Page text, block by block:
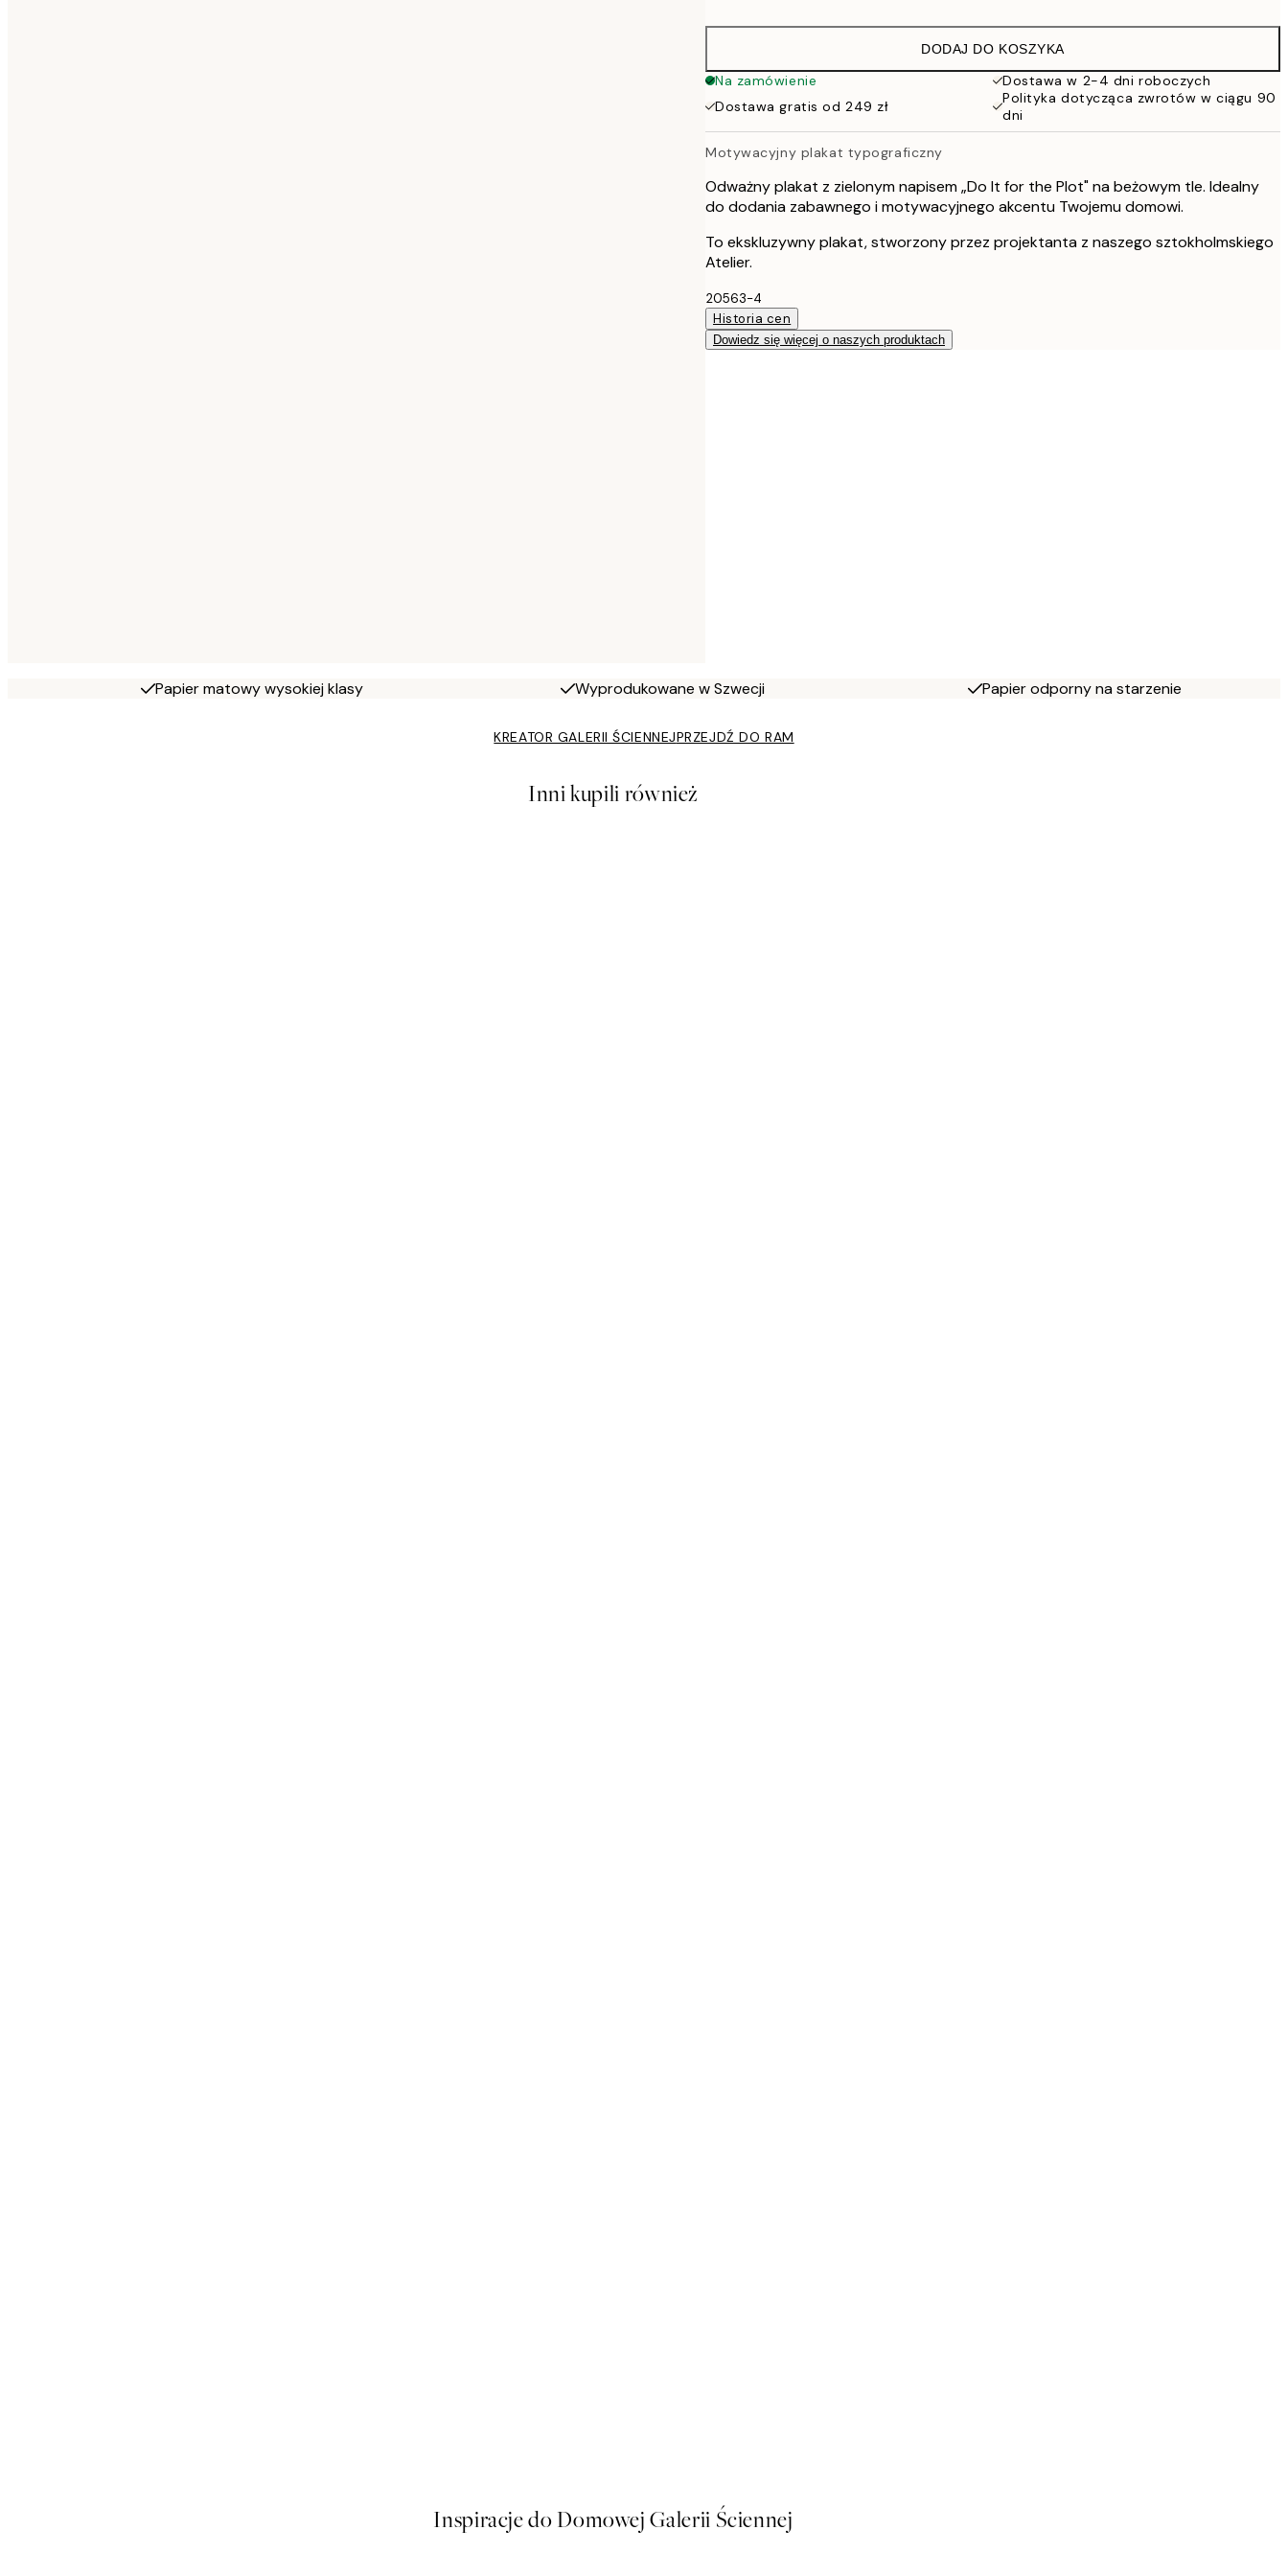
86 zł
108 zł
50x70 cm 76 zł
70x100 cm
100x150 cm 264,50 zł
DODAJ DO KOSZYKA
Na zamówienie
Dostawa w 2-4 dni roboczych
Dostawa gratis od 249 zł
Polityka dotycząca zwrotów w ciągu 90
dni
Motywacyjny plakat typograficzny
Odważny plakat z zielonym napisem „Do It for the Plot" na beżowym tle. Idealny
do dodania zabawnego i motywacyjnego akcentu Twojemu domowi.
To ekskluzywny plakat, stworzony przez projektanta z naszego sztokholmskiego
Atelier.
20563-4
Historia cen
Dowiedz się więcej o naszych produktach
Papier matowy wysokiej klasy Wyprodukowane w Szwecji Papier odporny na starzenie
KREATOR GALERII ŚCIENNEJPRZEJDŹ DO RAM
Inni kupili również
Inspiracje do Domowej Galerii Ściennej